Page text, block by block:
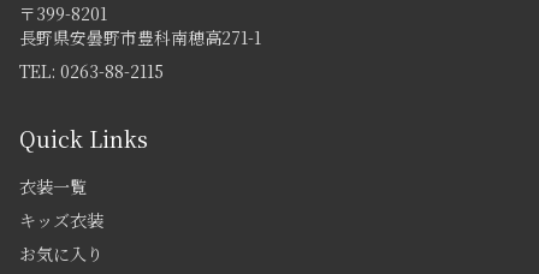
ィ
ン
グ
マ
タ
ニ
テ
ィ
〒399-8201
長野県安曇野市豊科南穂高271-1
TEL: 0263-88-2115
Quick Links
衣装一覧
キッズ衣装
お気に入り